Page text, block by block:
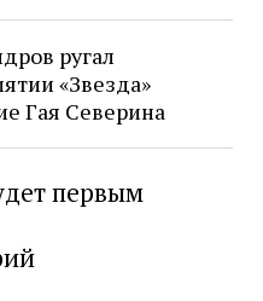
ругал
«Звезда»
Гая Северина
первым